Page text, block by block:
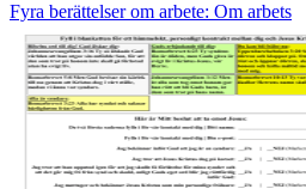
Fyra berättelser om arbete: Om arbets